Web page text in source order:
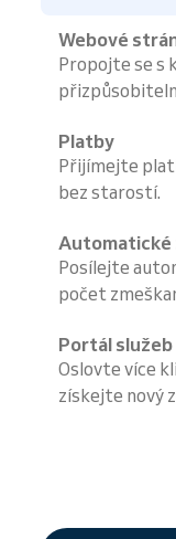
Webové
Propojte se s
Platby
Přijímejte
bez starostí.
Automatické
Posílejte
počet
Portál služeb
Oslovte více
získejte nový